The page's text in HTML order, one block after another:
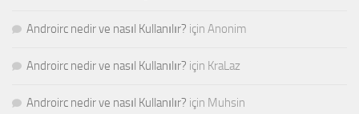
Androirc nedir ve nasıl Kullanılır? için Anonim
Androirc nedir ve nasıl Kullanılır? için KraLaz
Androirc nedir ve nasıl Kullanılır? için Muhsin